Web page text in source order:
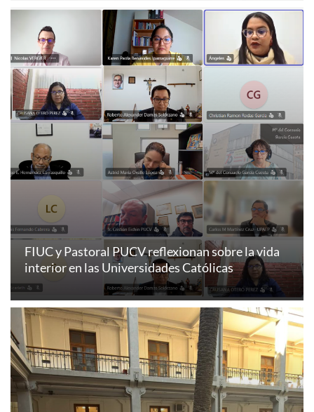
FIUC y Pastoral PUCV reflexionan sobre la vida
interior en las Universidades Católicas